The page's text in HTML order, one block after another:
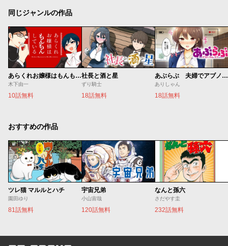
同じジャンルの作品
あらくれお嬢様はもんもんしている
木下由一
10話無料
社長と酒と星
ずり騎士
18話無料
あぶらぶ 夫婦でアブノーマルなラブしませんか？
ありしゃん
18話無料
おすすめの作品
ツレ猫 マルルとハチ
園田ゆり
81話無料
宇宙兄弟
小山宙哉
120話無料
なんと孫六
さだやす圭
232話無料